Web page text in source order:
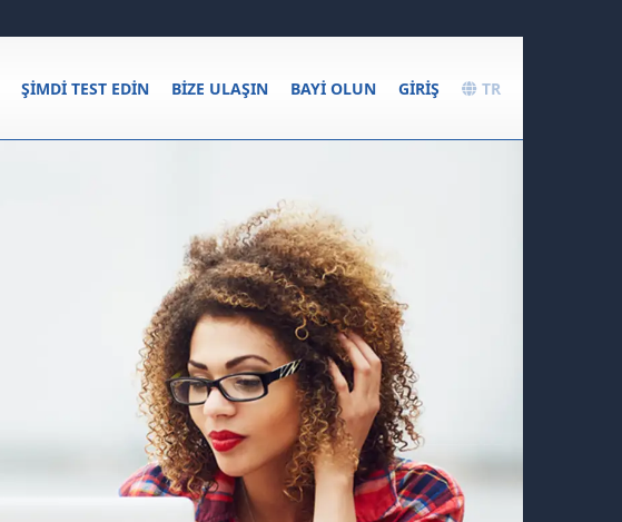
TR
GIRIŞ
BAYI OLUN
BIZE ULAŞIN
ŞIMDI TEST EDIN